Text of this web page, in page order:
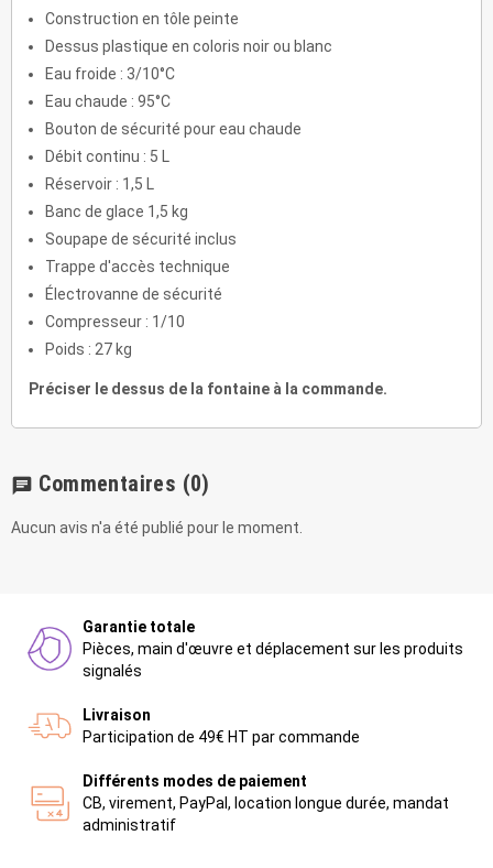
Construction en tôle peinte
Dessus plastique en coloris noir ou blanc
Eau froide : 3/10°C
Eau chaude : 95°C
Bouton de sécurité pour eau chaude
Débit continu : 5 L
Réservoir : 1,5 L
Banc de glace 1,5 kg
Soupape de sécurité inclus
Trappe d'accès technique
Électrovanne de sécurité
Compresseur : 1/10
Poids : 27 kg
Préciser le dessus de la fontaine à la commande.
chat Commentaires (0)
Aucun avis n'a été publié pour le moment.
Garantie totale
Pièces, main d'œuvre et déplacement sur les produits
signalés
Livraison
Participation de 49€ HT par commande
Différents modes de paiement
CB, virement, PayPal, location longue durée, mandat
administratif